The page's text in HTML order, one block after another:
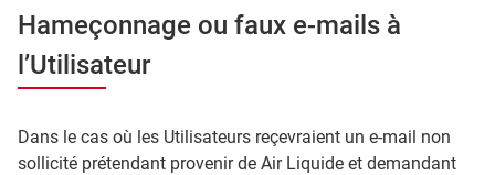
Hameçonnage ou faux e-mails à
l’Utilisateur
Dans le cas où les Utilisateurs reçevraient un e-mail non
sollicité prétendant provenir de Air Liquide et demandant